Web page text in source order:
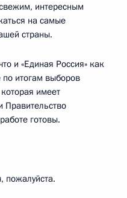
интересным
на самые
страны.
и «Единая Россия» как
по итогам выборов
имеет
Правительство
готовы.
пожалуйста.